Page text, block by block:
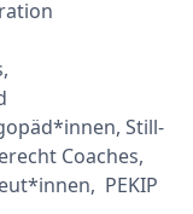
Still-
Coaches,
PEKIP